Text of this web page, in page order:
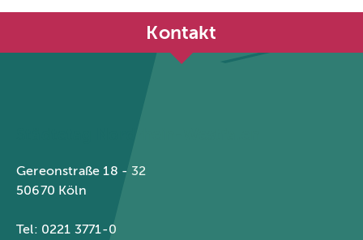
Kontakt
Gereonstraße 18 - 32
50670 Köln
Tel: 0221 3771-0